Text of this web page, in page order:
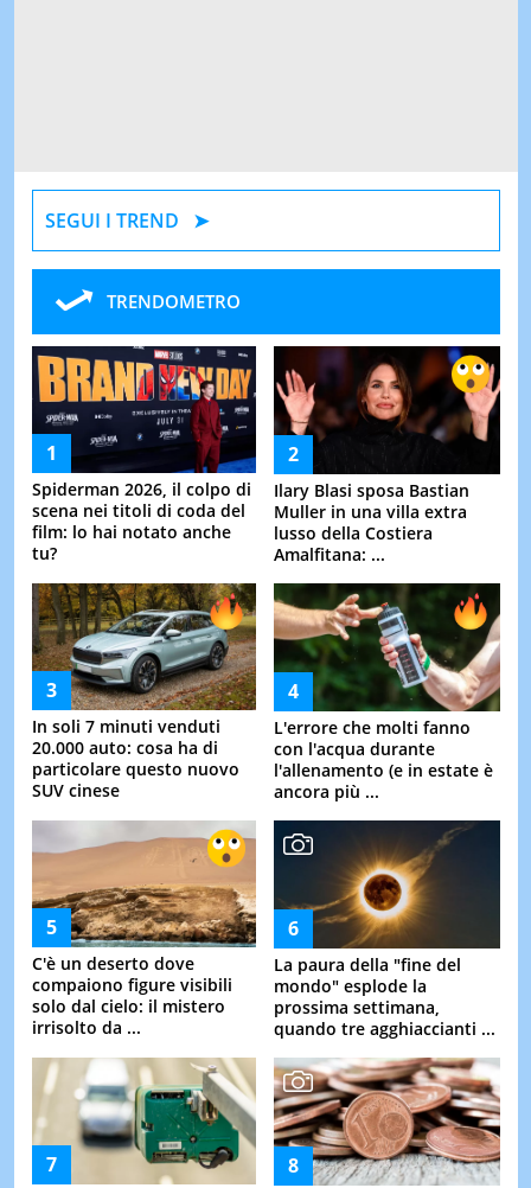
SEGUI I TREND
TRENDOMETRO
Spiderman 2026, il colpo di
scena nei titoli di coda del
film: lo hai notato anche
tu?
Ilary Blasi sposa Bastian
Muller in una villa extra
lusso della Costiera
Amalfitana: ...
In soli 7 minuti venduti
20.000 auto: cosa ha di
particolare questo nuovo
SUV cinese
L'errore che molti fanno
con l'acqua durante
l'allenamento (e in estate è
ancora più ...
C'è un deserto dove
compaiono figure visibili
solo dal cielo: il mistero
irrisolto da ...
La paura della "fine del
mondo" esplode la
prossima settimana,
quando tre agghiaccianti ...